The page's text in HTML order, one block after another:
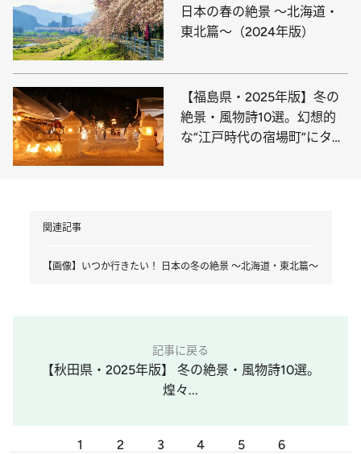
日本の春の絶景 ～北海道・
東北篇～（2024年版）
【福島県・2025年版】冬の
絶景・風物詩10選。幻想的
な“江戸時代の宿場町”にタイ
関連記事
【画像】いつか行きたい！ 日本の冬の絶景 ～北海道・東北篇～
記事に戻る
【秋田県・2025年版】 冬の絶景・風物詩10選。
煌々...
1 2 3 4 5 6